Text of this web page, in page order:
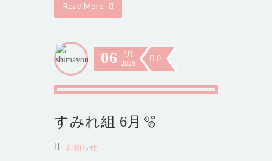
Read More
06
7月
2026
0
すみれ組 6月🫧
お知らせ